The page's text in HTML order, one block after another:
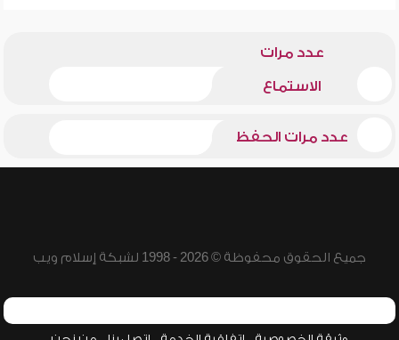
عدد مرات
الاستماع
عدد مرات الحفظ
جميع الحقوق محفوظة © 2026 - 1998 لشبكة إسلام ويب